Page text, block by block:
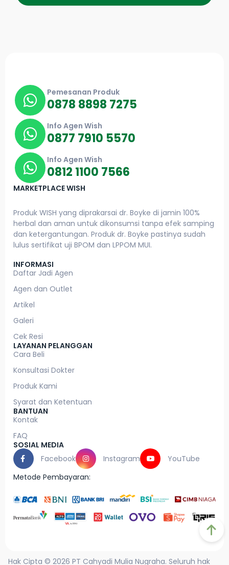
0878 8898 7275
Pemesanan Produk
0877 7910 5570
Info Agen Wish
0812 1100 7566
Info Agen Wish
MARKETPLACE WISH
Produk WISH yang diprakarsai dr. Boyke di jamin 100%
herbal dan aman untuk dikonsumsi tanpa efek samping
dan ketergantungan. Produk dr. Boyke pastinya sudah
lulus sertifikat uji BPOM dan LPPOM MUI.
INFORMASI
Daftar Jadi Agen
Agen dan Outlet
Artikel
Galeri
Cek Resi
LAYANAN PELANGGAN
Cara Beli
Konsultasi Dokter
Produk Kami
Syarat dan Ketentuan
BANTUAN
Kontak
FAQ
SOSIAL MEDIA
Facebook
Instagram
YouTube
Metode Pembayaran:
Hak Cipta © 2026 PT Cahyadi Mulia Nugraha. Seluruh hak